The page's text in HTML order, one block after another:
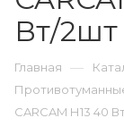
Вт/2шт
Главная —
CARCAM Н13 40